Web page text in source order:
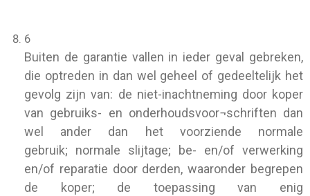
6
Buiten de garantie vallen in ieder geval gebreken,
die optreden in dan wel geheel of gedeeltelijk het
gevolg zijn van: de niet-inachtneming door koper
van gebruiks- en onderhoudsvoor¬schriften dan
wel ander dan het voorziende normale
gebruik; normale slijtage; be- en/of verwerking
en/of reparatie door derden, waaronder begrepen
de koper; de toepassing van enig